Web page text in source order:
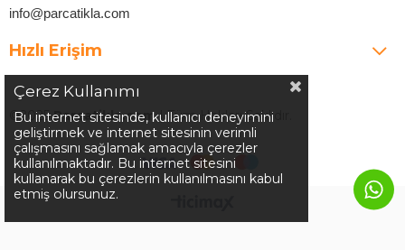
info@parcatikla.com
Hızlı Erişim
©2025Parcatikla.com| Tüm Hakları Saklıdır.
Çerez Kullanımı
Bu internet sitesinde, kullanıcı deneyimini
geliştirmek ve internet sitesinin verimli
çalışmasını sağlamak amacıyla çerezler
kullanılmaktadır. Bu internet sitesini
kullanarak bu çerezlerin kullanılmasını kabul
etmiş olursunuz.